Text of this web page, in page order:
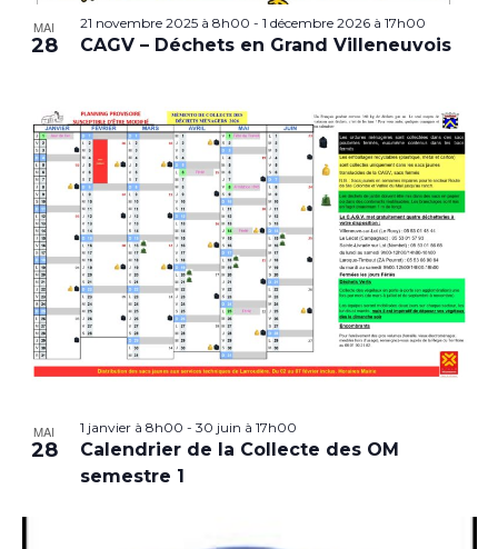
MAI
28
21 novembre 2025 à 8h00 - 1 décembre 2026 à 17h00
CAGV – Déchets en Grand Villeneuvois
MAI
28
1 janvier à 8h00 - 30 juin à 17h00
Calendrier de la Collecte des OM
semestre 1